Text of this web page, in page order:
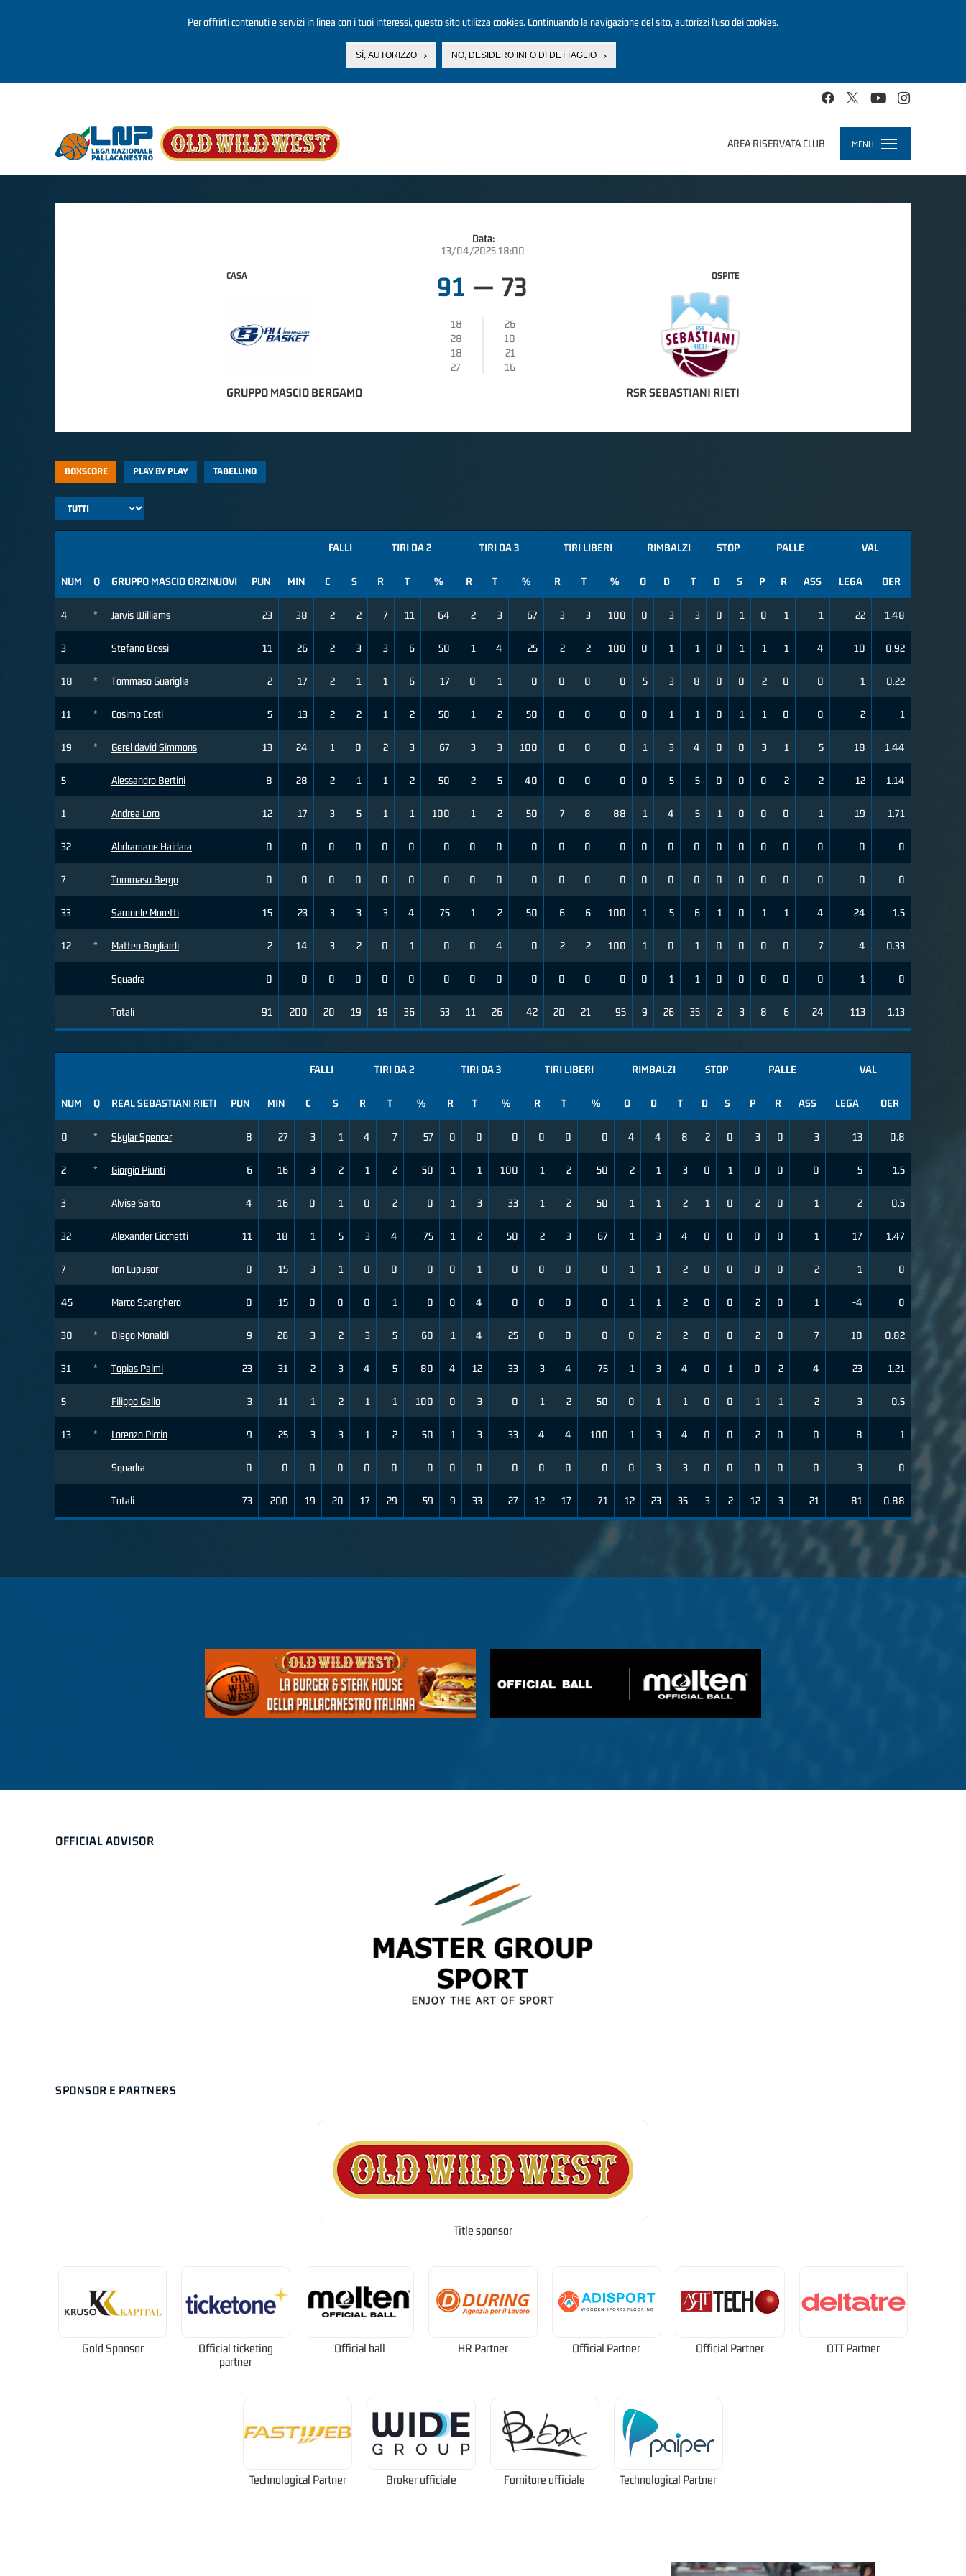
Per offrirti contenuti e servizi in linea con i tuoi interessi, questo sito utilizza cookies. Continuando la navigazione del sito, autorizzi l’uso dei cookies.
SÌ, AUTORIZZO NO, DESIDERO INFO DI DETTAGLIO
AREA RISERVATA CLUB MENU
Toggle
navigation
Data:
13/04/2025 18:00
CASA
GRUPPO MASCIO BERGAMO
91 — 73
18
26
28
10
18
21
27
16
OSPITE
RSR SEBASTIANI RIETI
BOXSCORE PLAY BY PLAY TABELLINO
NUM Q GRUPPO MASCIO ORZINUOVI
4 * Jarvis Williams
3 Stefano Bossi
18 * Tommaso Guariglia
11 * Cosimo Costi
19 * Gerel david Simmons
5 Alessandro Bertini
1 Andrea Loro
32 Abdramane Haidara
7 Tommaso Bergo
33 Samuele Moretti
12 * Matteo Bogliardi
Squadra
Totali
FALLI TIRI DA 2 TIRI DA 3 TIRI LIBERI RIMBALZI STOP PALLE VAL
PUN MIN C S R T % R T % R T % O D T D S P R ASS LEGA OER
23 38 2 2 7 11 64 2 3 67 3 3 100 0 3 3 0 1 0 1 1 22 1.48
11 26 2 3 3 6 50 1 4 25 2 2 100 0 1 1 0 1 1 1 4 10 0.92
2 17 2 1 1 6 17 0 1 0 0 0 0 5 3 8 0 0 2 0 0 1 0.22
5 13 2 2 1 2 50 1 2 50 0 0 0 0 1 1 0 1 1 0 0 2 1
13 24 1 0 2 3 67 3 3 100 0 0 0 1 3 4 0 0 3 1 5 18 1.44
8 28 2 1 1 2 50 2 5 40 0 0 0 0 5 5 0 0 0 2 2 12 1.14
12 17 3 5 1 1 100 1 2 50 7 8 88 1 4 5 1 0 0 0 1 19 1.71
0 0 0 0 0 0 0 0 0 0 0 0 0 0 0 0 0 0 0 0 0 0 0
0 0 0 0 0 0 0 0 0 0 0 0 0 0 0 0 0 0 0 0 0 0 0
15 23 3 3 3 4 75 1 2 50 6 6 100 1 5 6 1 0 1 1 4 24 1.5
2 14 3 2 0 1 0 0 4 0 2 2 100 1 0 1 0 0 0 0 7 4 0.33
0 0 0 0 0 0 0 0 0 0 0 0 0 0 1 1 0 0 0 0 0 1 0
91 200 20 19 19 36 53 11 26 42 20 21 95 9 26 35 2 3 8 6 24 113 1.13
NUM Q REAL SEBASTIANI RIETI
0 * Skylar Spencer
2 * Giorgio Piunti
3 Alvise Sarto
32 Alexander Cicchetti
7 Ion Lupusor
45 Marco Spanghero
30 * Diego Monaldi
31 * Topias Palmi
5 Filippo Gallo
13 * Lorenzo Piccin
Squadra
Totali
FALLI TIRI DA 2 TIRI DA 3 TIRI LIBERI RIMBALZI STOP PALLE VAL
PUN MIN C S R T % R T % R T % O D T D S P R ASS LEGA OER
8 27 3 1 4 7 57 0 0 0 0 0 0 4 4 8 2 0 3 0 3 13 0.8
6 16 3 2 1 2 50 1 1 100 1 2 50 2 1 3 0 1 0 0 0 5 1.5
4 16 0 1 0 2 0 1 3 33 1 2 50 1 1 2 1 0 2 0 1 2 0.5
11 18 1 5 3 4 75 1 2 50 2 3 67 1 3 4 0 0 0 0 1 17 1.47
0 15 3 1 0 0 0 0 1 0 0 0 0 1 1 2 0 0 0 0 2 1 0
0 15 0 0 0 1 0 0 4 0 0 0 0 1 1 2 0 0 2 0 1 -4 0
9 26 3 2 3 5 60 1 4 25 0 0 0 0 2 2 0 0 2 0 7 10 0.82
23 31 2 3 4 5 80 4 12 33 3 4 75 1 3 4 0 1 0 2 4 23 1.21
3 11 1 2 1 1 100 0 3 0 1 2 50 0 1 1 0 0 1 1 2 3 0.5
9 25 3 3 1 2 50 1 3 33 4 4 100 1 3 4 0 0 2 0 0 8 1
0 0 0 0 0 0 0 0 0 0 0 0 0 0 3 3 0 0 0 0 0 3 0
73 200 19 20 17 29 59 9 33 27 12 17 71 12 23 35 3 2 12 3 21 81 0.88
OFFICIAL ADVISOR
SPONSOR E PARTNERS
Title sponsor
Gold Sponsor
Official ticketing
partner
Official ball HR Partner Official Partner Official Partner OTT Partner
Technological Partner Broker ufficiale Fornitore ufficiale Technological Partner